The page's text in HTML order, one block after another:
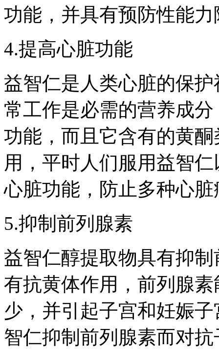
功能，并具有预防性能
4.提高心脏功能
益智仁是人类心脏的保
常工作是必需的营养成
功能，而且它含有的黄
用，平时人们服用益智
心脏功能，防止多种心
5.抑制前列腺素
益智仁醇提取物具有抑
有抗黄体作用，前列腺
少，并引起子宫和妊娠
智仁抑制前列腺素而对